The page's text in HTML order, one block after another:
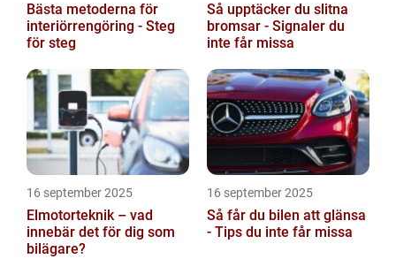
Bästa metoderna för
interiörrengöring - Steg
för steg
Så upptäcker du slitna
bromsar - Signaler du
inte får missa
16 september 2025
Elmotorteknik – vad
innebär det för dig som
bilägare?
16 september 2025
Så får du bilen att glänsa
- Tips du inte får missa